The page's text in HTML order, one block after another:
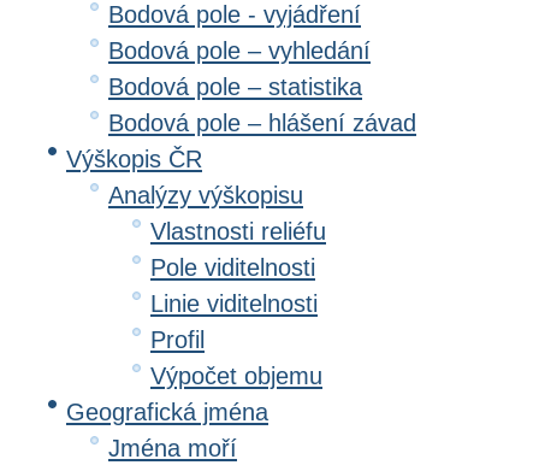
Bodová pole - vyjádření
Bodová pole – vyhledání
Bodová pole – statistika
Bodová pole – hlášení závad
Výškopis ČR
Analýzy výškopisu
Vlastnosti reliéfu
Pole viditelnosti
Linie viditelnosti
Profil
Výpočet objemu
Geografická jména
Jména moří